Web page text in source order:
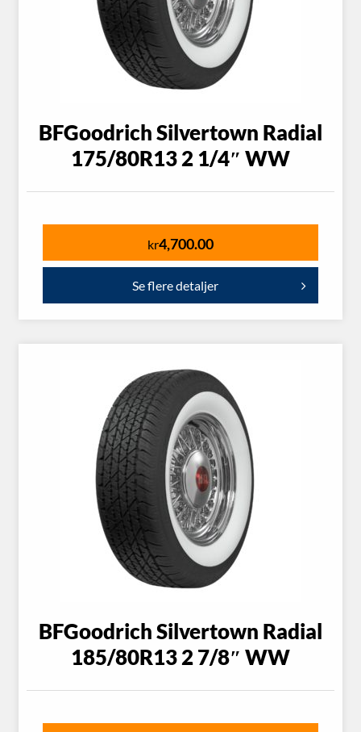
BFGoodrich Silvertown Radial
175/80R13 2 1/4″ WW
kr4,700.00
Se flere detaljer
BFGoodrich Silvertown Radial
185/80R13 2 7/8″ WW